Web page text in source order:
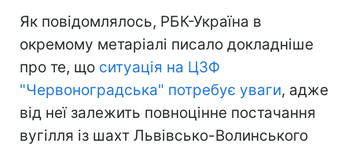
Як повідомлялось, РБК-Україна в
окремому метаріалі писало докладніше
про те, що ситуація на ЦЗФ
"Червоноградська" потребує уваги, адже
від неї залежить повноцінне постачання
вугілля із шахт Львівсько-Волинського